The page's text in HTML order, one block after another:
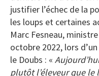
justifier l’échec de la
les loups et certaines
Marc Fesneau,
octobre 2022, lors
le Doubs : «
plutôt l’éleveur que le